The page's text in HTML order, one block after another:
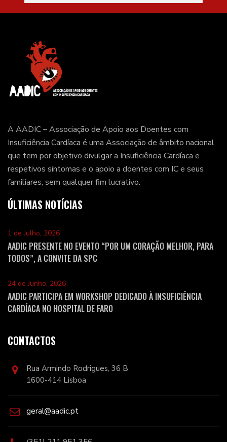
A AADIC – Associação de Apoio aos Doentes com
Insuficiência Cardíaca é uma Associação de âmbito nacional
que tem por objetivo divulgar a Insuficiência Cardíaca e
respetivos sintomas e o apoio a doentes com IC e seus
familiares, sem qualquer fim lucrativo.
ÚLTIMAS NOTÍCIAS
1 de Julho, 2026
AADIC PRESENTE NO EVENTO “POR UM CORAÇÃO MELHOR, PARA
TODOS”, A CONVITE DA SPC
24 de Junho, 2026
AADIC PARTICIPA EM WORKSHOP DEDICADO À INSUFICIÊNCIA
CARDÍACA NO HOSPITAL DE FARO
CONTACTOS
Rua Armindo Rodrigues, 36 B
1600-414 Lisboa
geral@aadic.pt